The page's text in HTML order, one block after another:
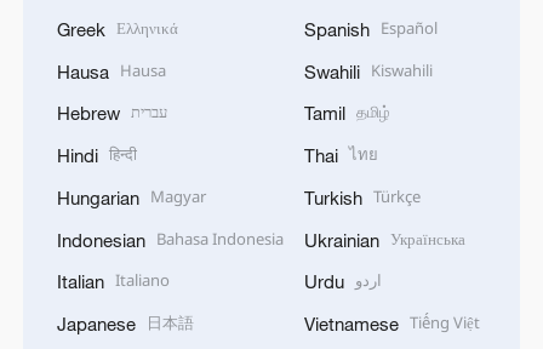
Greek Ελληνικά
Hausa Hausa
Hebrew עברית
Hindi हिन्दी
Hungarian Magyar
Indonesian Bahasa Indonesia
Italian Italiano
Japanese 日本語
Spanish Español
Swahili Kiswahili
Tamil தமிழ்
Thai ไทย
Turkish Türkçe
Ukrainian Українська
Urdu اردو
Vietnamese Tiếng Việt